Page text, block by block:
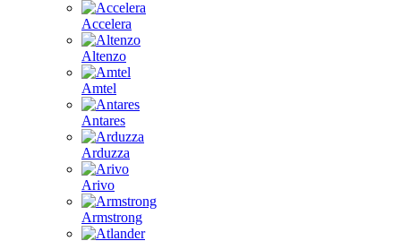
Accelera
Altenzo
Amtel
Antares
Arduzza
Arivo
Armstrong